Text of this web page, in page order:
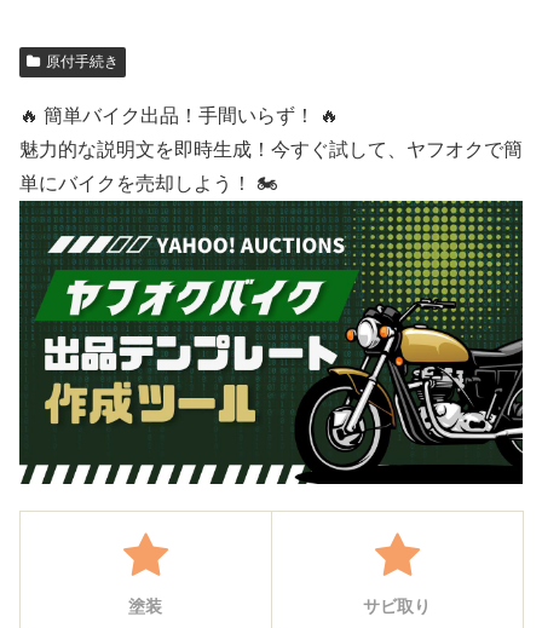
原付手続き
🔥 簡単バイク出品！手間いらず！ 🔥
魅力的な説明文を即時生成！今すぐ試して、ヤフオクで簡
単にバイクを売却しよう！ 🏍️
塗装 サビ取り